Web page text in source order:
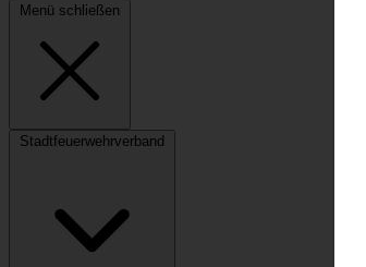
Menü schließen
Stadtfeuerwehrverband